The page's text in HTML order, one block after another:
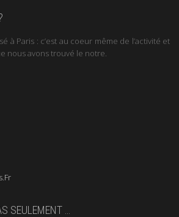
à Paris : c’est au coeur même de l’activité et
nous avons trouvé le notre.
SEULEMENT …